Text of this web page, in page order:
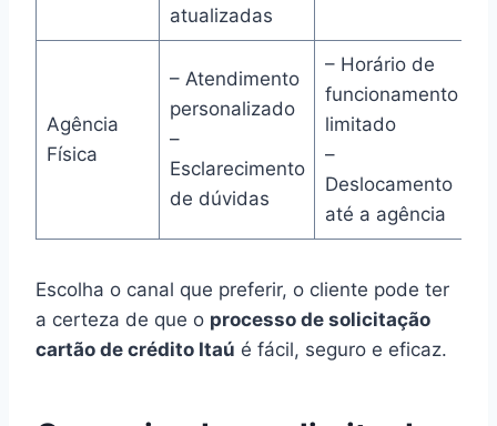
atualizadas
Agência
Física
– Atendimento
personalizado
–
Esclarecimento
de dúvidas
– Horário de
funcionamento
limitado
–
Deslocamento
até a agência
Escolha o canal que preferir, o cliente pode ter
a certeza de que o processo de solicitação
cartão de crédito Itaú é fácil, seguro e eficaz.